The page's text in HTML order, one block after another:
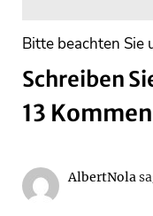
Bitte beachten Sie
Schreiben
13
AlbertNola